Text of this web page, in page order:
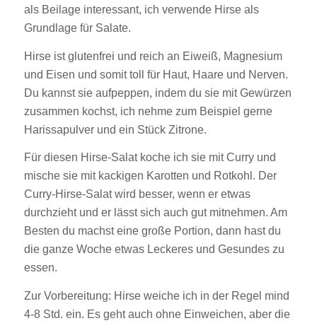
als Beilage interessant, ich verwende Hirse als
Grundlage für Salate.
Hirse ist glutenfrei und reich an Eiweiß, Magnesium
und Eisen und somit toll für Haut, Haare und Nerven.
Du kannst sie aufpeppen, indem du sie mit Gewürzen
zusammen kochst, ich nehme zum Beispiel gerne
Harissapulver und ein Stück Zitrone.
Für diesen Hirse-Salat koche ich sie mit Curry und
mische sie mit kackigen Karotten und Rotkohl. Der
Curry-Hirse-Salat wird besser, wenn er etwas
durchzieht und er lässt sich auch gut mitnehmen. Am
Besten du machst eine große Portion, dann hast du
die ganze Woche etwas Leckeres und Gesundes zu
essen.
Zur Vorbereitung: Hirse weiche ich in der Regel mind
4-8 Std. ein. Es geht auch ohne Einweichen, aber die